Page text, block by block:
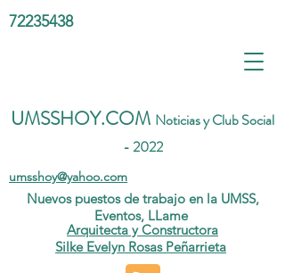
UMSSHOY.COM Noticias y Club Social
- 2022
Nuevos puestos de trabajo en la UMSS,
Eventos, LLame
umsshoy@yahoo.com
Arquitecta y Constructora
Silke Evelyn Rosas Peñarrieta
72235438